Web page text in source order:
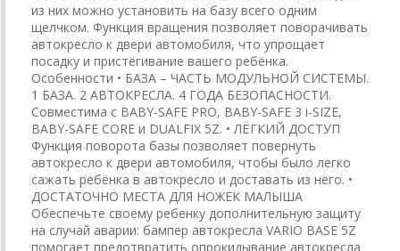
из них можно установить на базу всего одним
щелчком. Функция вращения позволяет поворачивать
автокресло к двери автомобиля, что упрощает
посадку и пристёгивание вашего ребёнка.
Особенности • БАЗА – ЧАСТЬ МОДУЛЬНОЙ СИСТЕМЫ.
1 БАЗА. 2 АВТОКРЕСЛА. 4 ГОДА БЕЗОПАСНОСТИ.
Совместима с BABY-SAFE PRO, BABY-SAFE 3 i-SIZE,
BABY-SAFE CORE и DUALFIX 5Z. • ЛЁГКИЙ ДОСТУП
Функция поворота базы позволяет повернуть
автокресло к двери автомобиля, чтобы было легко
сажать ребёнка в автокресло и доставать из него. •
ДОСТАТОЧНО МЕСТА ДЛЯ НОЖЕК МАЛЫША
Обеспечьте своему ребенку дополнительную защиту
на случай аварии: бампер автокресла VARIO BASE 5Z
помогает предотвратить опрокидывание автокресла